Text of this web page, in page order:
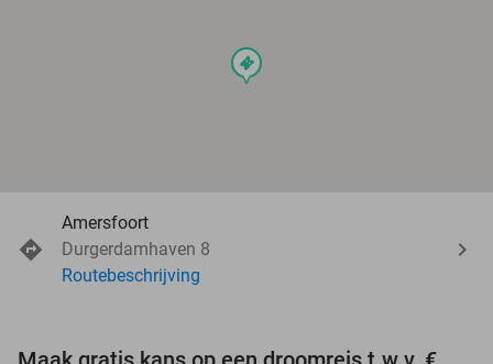
events
Amersfoort
Durgerdamhaven 8
Routebeschrijving